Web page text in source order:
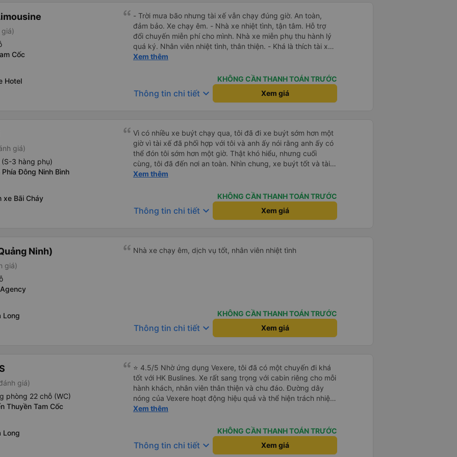
Cốc
Hotel
- Trời mưa bão nhưng tài xế vẫn chạy đúng giờ. An toàn,
đảm bảo. Xe chạy êm. - Nhà xe nhiệt tình, tận tâm. Hỗ trợ
đổi chuyến miễn phí cho mình. Nhà xe miễn phụ thu hành lý
quá ký. Nhân viên nhiệt tình, thân thiện. - Khá là thích tài xế.
Lái xe an toàn. Chu đáo, thân thiện, nhiệt tình. - Xe ngồi thoải
vẫn kịp giờ check-in sân bay nên cho 5 sao.
Xem thêm
KHÔNG CẦN THANH TOÁN TRƯỚC
Thông tin chi tiết keyboard_arrow_down Xem giá
giá)
(S-3 hàng phụ)
Phía Đông Ninh Bình
xe Bãi Cháy
Vì có nhiều xe buýt chạy qua, tôi đã đi xe buýt sớm hơn một
giờ vì tài xế đã phối hợp với tôi và anh ấy nói rằng anh ấy có
thể đón tôi sớm hơn một giờ. Thật khó hiểu, nhưng cuối
cùng, tôi đã đến nơi an toàn. Nhìn chung, xe buýt tốt và tài
xế rất hữu ích
Xem thêm
KHÔNG CẦN THANH TOÁN TRƯỚC
Thông tin chi tiết keyboard_arrow_down Xem giá
Ninh)
giá)
Long
Nhà xe chạy êm, dịch vụ tốt, nhân viên nhiệt tình
KHÔNG CẦN THANH TOÁN TRƯỚC
Thông tin chi tiết keyboard_arrow_down Xem giá
giá)
phòng 22 chỗ (WC)
Thuyền Tam Cốc
Long
⭐ 4.5/5 Nhờ ứng dụng Vexere, tôi đã có một chuyến đi khá
tốt với HK Buslines. Xe rất sang trọng với cabin riêng cho mỗi
hành khách, nhân viên thân thiện và chu đáo. Đường dây
nóng của Vexere hoạt động hiệu quả và thể hiện trách nhiệm
với khách hàng. Nhược điểm: -0.5 sao vì quy trình đặt vé
quay lại, điều này có thể dẫn đến việc hủy dịch vụ. -0.5 sao
vì điểm trả khách chỉ ở văn phòng đại diện của công ty,
không phải ở nhà tôi :) Ưu điểm: Xe buýt khởi hành và đến
Xem thêm
KHÔNG CẦN THANH TOÁN TRƯỚC
Thông tin chi tiết keyboard_arrow_down Xem giá